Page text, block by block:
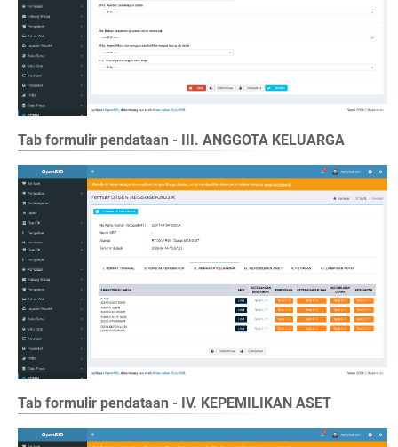
Tab formulir pendataan - III. ANGGOTA KELUARGA
Tab formulir pendataan - IV. KEPEMILIKAN ASET